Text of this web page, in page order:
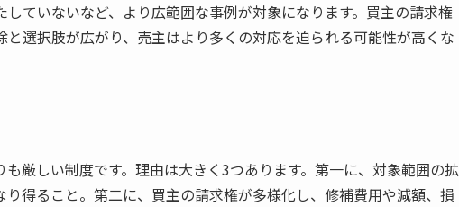
ていないなど、より広範囲な事例が対象になります。買主の請求権
選択肢が広がり、売主はより多くの対応を迫られる可能性が高くな
厳しい制度です。理由は大きく3つあります。第一に、対象範囲の拡
得ること。第二に、買主の請求権が多様化し、修補費用や減額、損